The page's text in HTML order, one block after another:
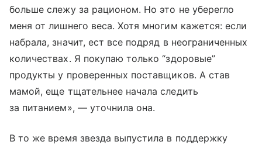
больше слежу за рационом. Но это не уберегло
меня от лишнего веса. Хотя многим кажется: если
набрала, значит, ест все подряд в неограниченных
количествах. Я покупаю только “здоровые”
продукты у проверенных поставщиков. А став
мамой, еще тщательнее начала следить
за питанием», — уточнила она.
В то же время звезда выпустила в поддержку